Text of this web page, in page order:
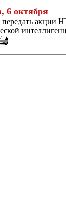
6 октября
передать акции